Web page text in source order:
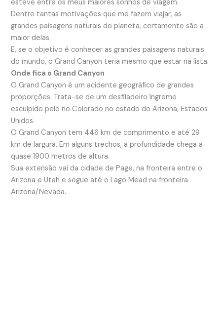
esteve entre os meus maiores sonhos de viagem.
Dentre tantas motivações que me fazem viajar, as
grandes paisagens naturais do planeta, certamente são a
maior delas.
E, se o objetivo é conhecer as grandes paisagens naturais
do mundo, o Grand Canyon teria mesmo que estar na lista.
Onde fica o Grand Canyon
O Grand Canyon é um acidente geográfico de grandes
proporções. Trata-se de um desfiladeiro íngreme
esculpido pelo rio Colorado no estado do Arizona, Estados
Unidos.
O Grand Canyon tem 446 km de comprimento e até 29
km de largura. Em alguns trechos, a profundidade chega a
quase 1900 metros de altura.
Sua extensão vai da cidade de Page, na fronteira entre o
Arizona e Utah e segue até o Lago Mead na fronteira
Arizona/Nevada.